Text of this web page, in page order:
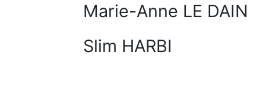
Marie-Anne LE DAIN
Slim HARBI